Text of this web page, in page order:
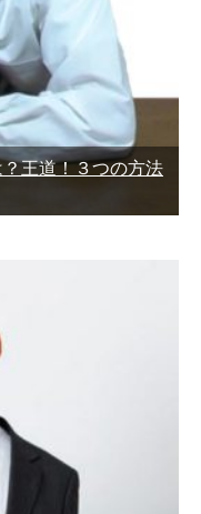
王道！３つの方法